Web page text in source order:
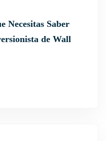
Necesitas Saber
de Wall